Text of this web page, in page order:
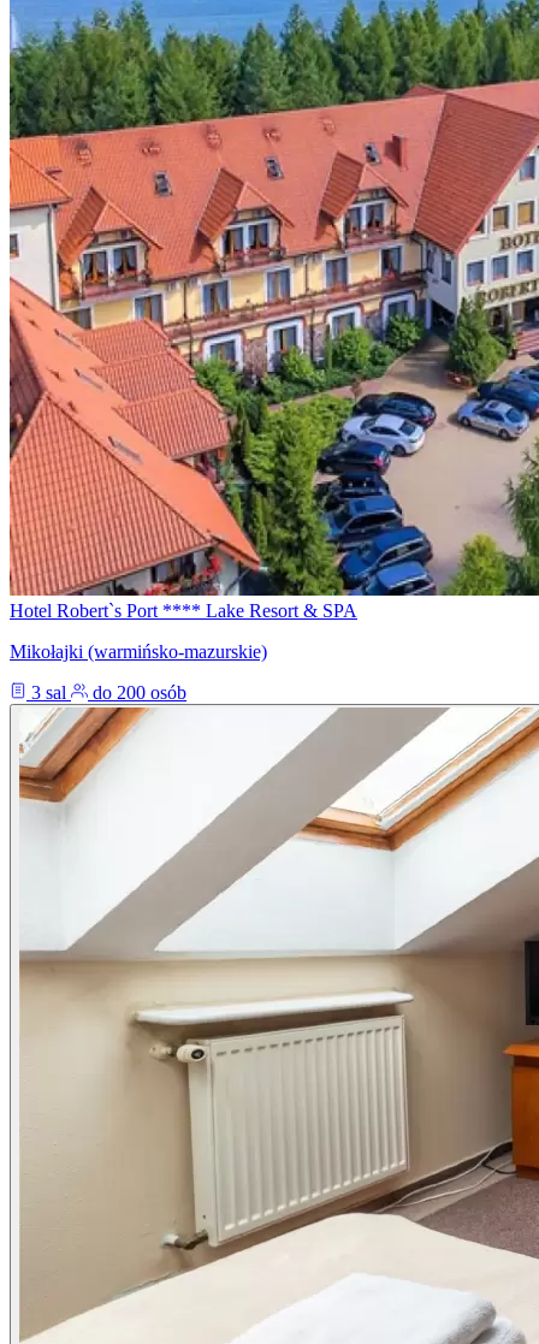
Hotel Robert`s Port **** Lake Resort & SPA
Mikołajki (warmińsko-mazurskie)
3 sal
do 200 osób